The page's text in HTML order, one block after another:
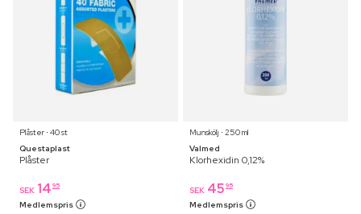
Plåster ⋅ 40 st
Questaplast
Plåster
SEK 14 95
Medlemspris
Munskölj ⋅ 250 ml
Valmed
Klorhexidin 0,12%
SEK 45 95
Medlemspris